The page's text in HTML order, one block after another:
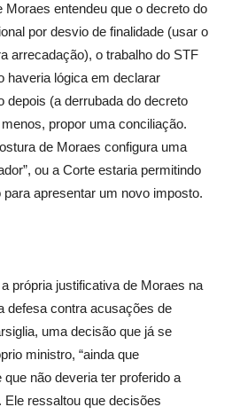
Moraes entendeu que o decreto do
por desvio de finalidade (usar o
arrecadação), o trabalho do STF
haveria lógica em declarar
depois (a derrubada do decreto
propor uma conciliação.
de Moraes configura uma
ou a Corte estaria permitindo
apresentar um novo imposto.
própria justificativa de Moraes na
defesa contra acusações de
uma decisão que já se
ministro, “ainda que
não deveria ter proferido a
ressaltou que decisões